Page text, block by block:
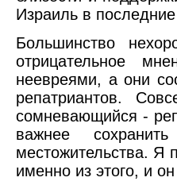
Израиль в
Большинство
отрицательное
неевреями, а они
репатриантов.
сомневающийся -
важнее
местожительства. Я
именно из этого, и